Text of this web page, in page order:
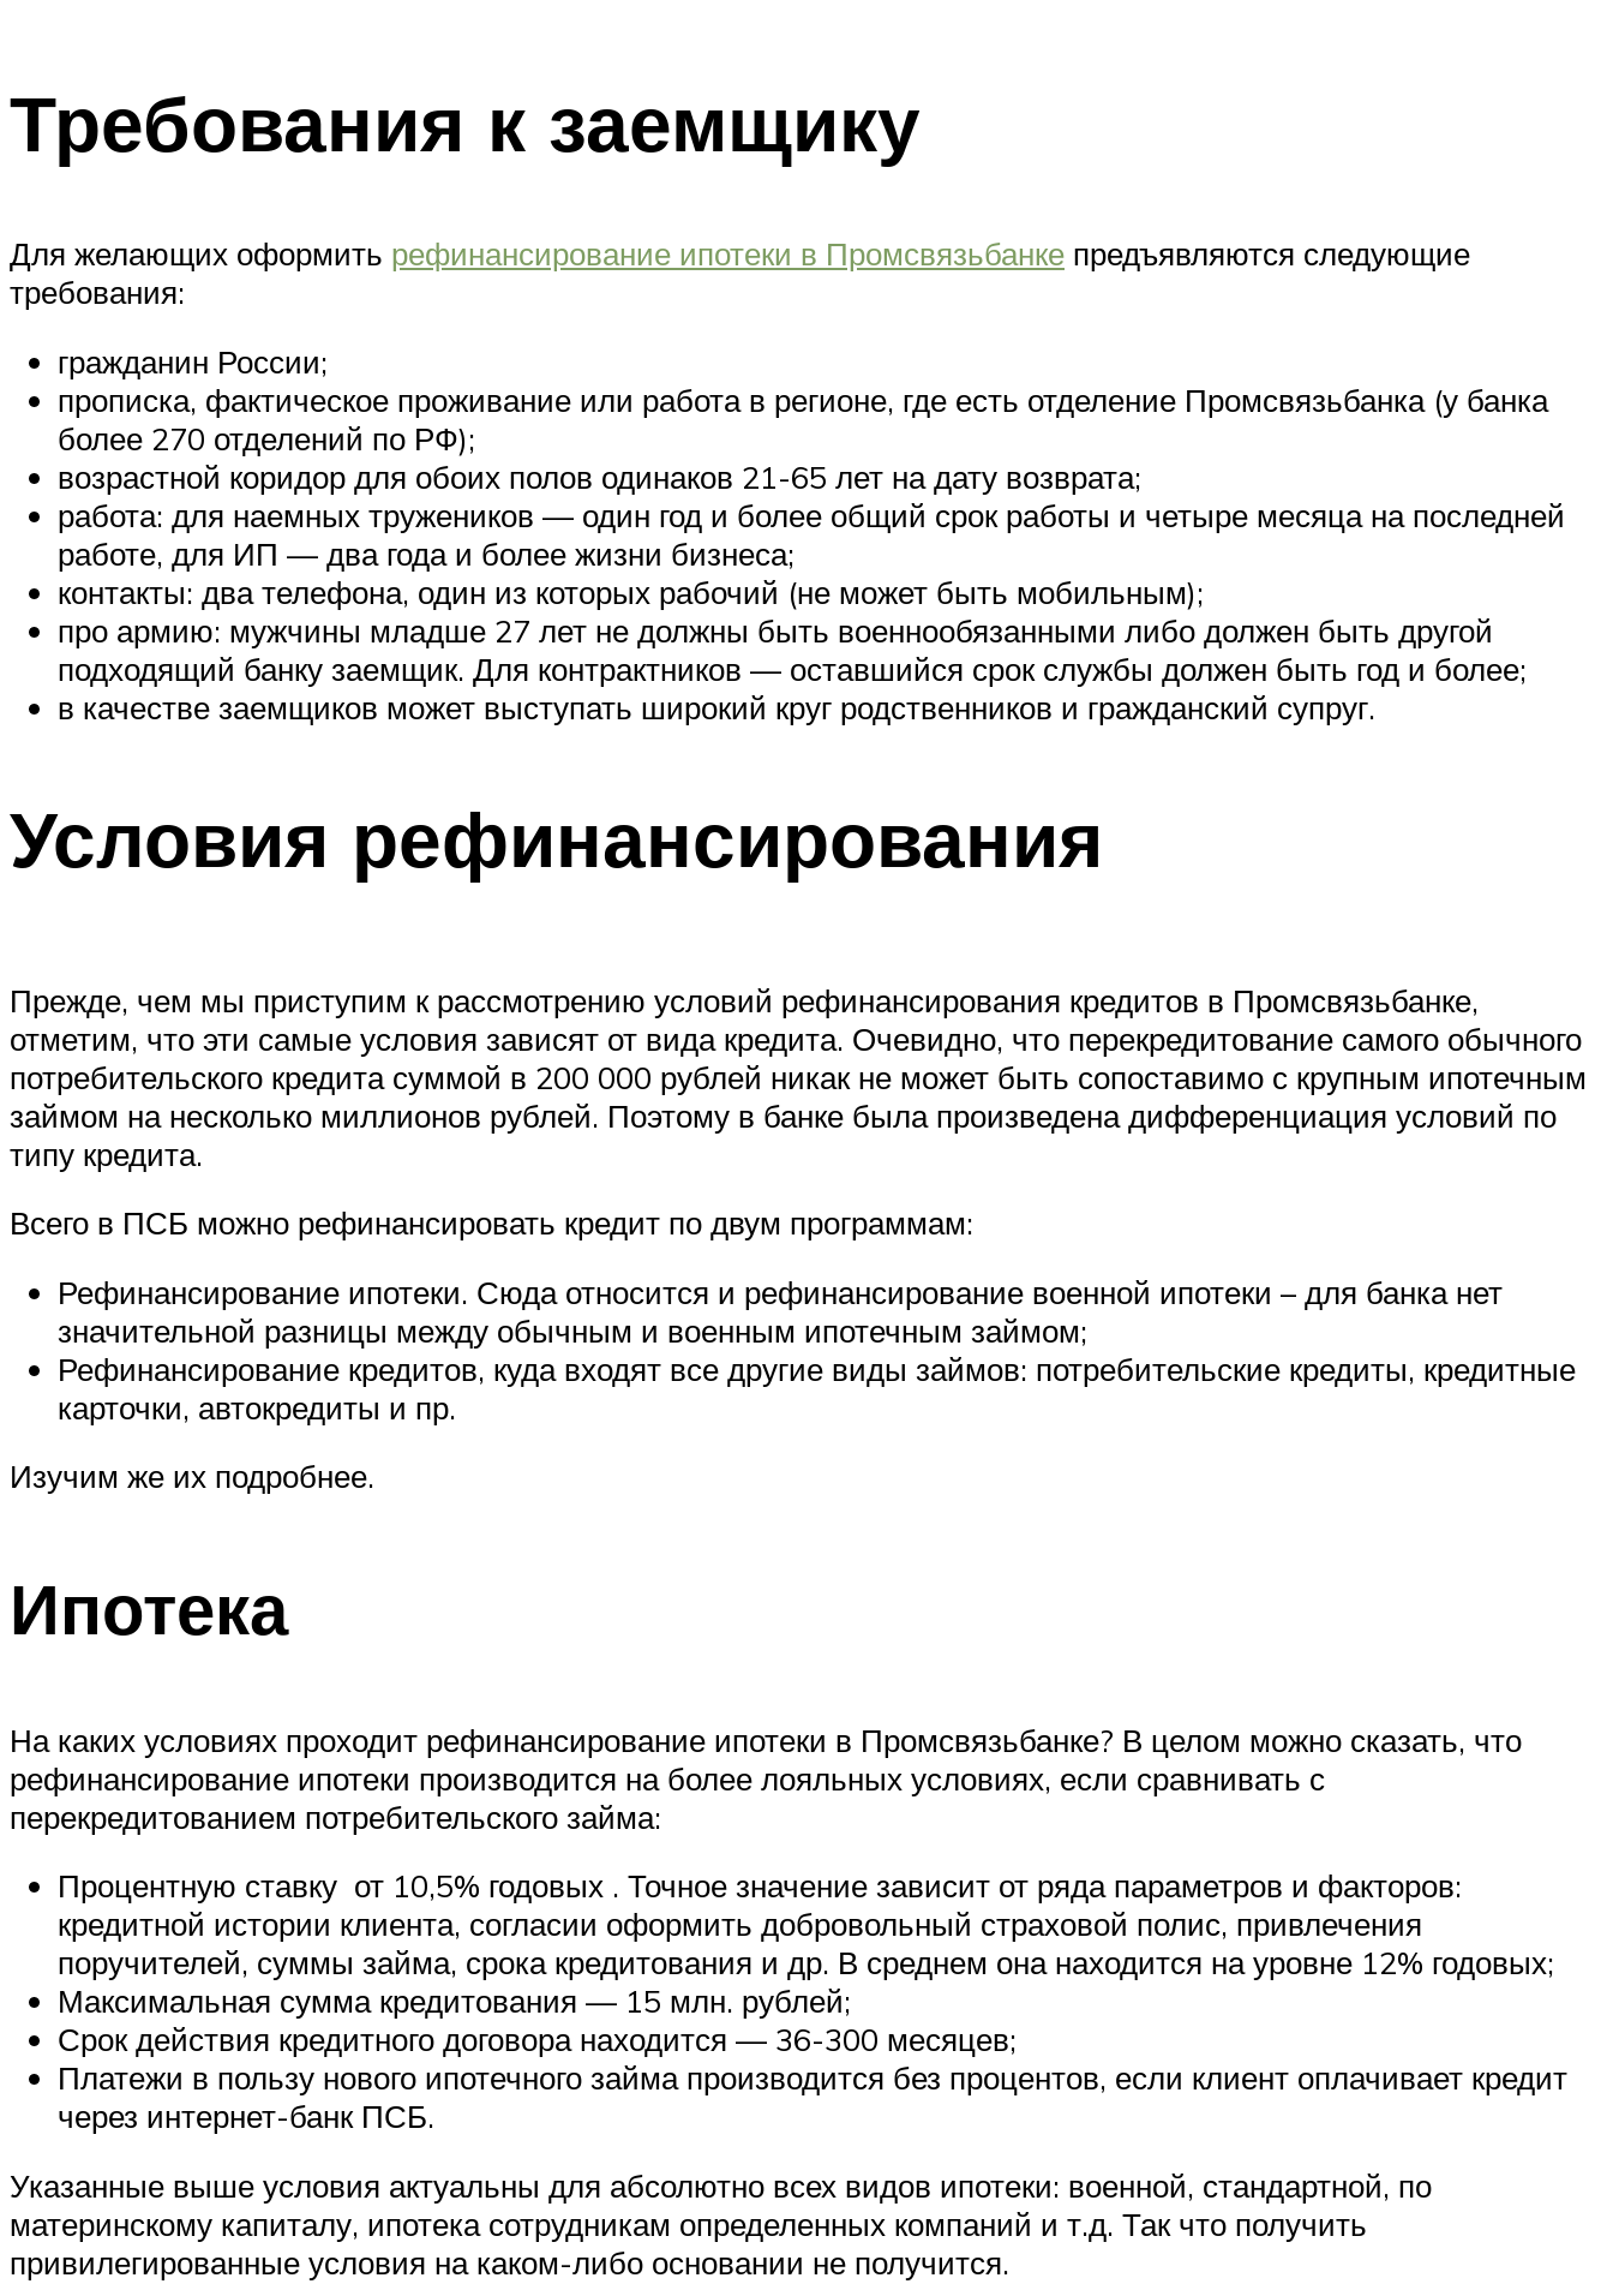
Требования к заемщику
Для желающих оформить рефинансирование ипотеки в Промсвязьбанке предъявляются следующие
требования:
гражданин России;
прописка, фактическое проживание или работа в регионе, где есть отделение Промсвязьбанка (у банка
более 270 отделений по РФ);
возрастной коридор для обоих полов одинаков 21-65 лет на дату возврата;
работа: для наемных тружеников — один год и более общий срок работы и четыре месяца на последней
работе, для ИП — два года и более жизни бизнеса;
контакты: два телефона, один из которых рабочий (не может быть мобильным);
про армию: мужчины младше 27 лет не должны быть военнообязанными либо должен быть другой
подходящий банку заемщик. Для контрактников — оставшийся срок службы должен быть год и более;
в качестве заемщиков может выступать широкий круг родственников и гражданский супруг.
Условия рефинансирования
Прежде, чем мы приступим к рассмотрению условий рефинансирования кредитов в Промсвязьбанке,
отметим, что эти самые условия зависят от вида кредита. Очевидно, что перекредитование самого обычного
потребительского кредита суммой в 200 000 рублей никак не может быть сопоставимо с крупным ипотечным
займом на несколько миллионов рублей. Поэтому в банке была произведена дифференциация условий по
типу кредита.
Всего в ПСБ можно рефинансировать кредит по двум программам:
Рефинансирование ипотеки. Сюда относится и рефинансирование военной ипотеки – для банка нет
значительной разницы между обычным и военным ипотечным займом;
Рефинансирование кредитов, куда входят все другие виды займов: потребительские кредиты, кредитные
карточки, автокредиты и пр.
Изучим же их подробнее.
Ипотека
На каких условиях проходит рефинансирование ипотеки в Промсвязьбанке? В целом можно сказать, что
рефинансирование ипотеки производится на более лояльных условиях, если сравнивать с
перекредитованием потребительского займа:
Процентную ставку от 10,5% годовых . Точное значение зависит от ряда параметров и факторов:
кредитной истории клиента, согласии оформить добровольный страховой полис, привлечения
поручителей, суммы займа, срока кредитования и др. В среднем она находится на уровне 12% годовых;
Максимальная сумма кредитования — 15 млн. рублей;
Срок действия кредитного договора находится — 36-300 месяцев;
Платежи в пользу нового ипотечного займа производится без процентов, если клиент оплачивает кредит
через интернет-банк ПСБ.
Указанные выше условия актуальны для абсолютно всех видов ипотеки: военной, стандартной, по
материнскому капиталу, ипотека сотрудникам определенных компаний и т.д. Так что получить
привилегированные условия на каком-либо основании не получится.